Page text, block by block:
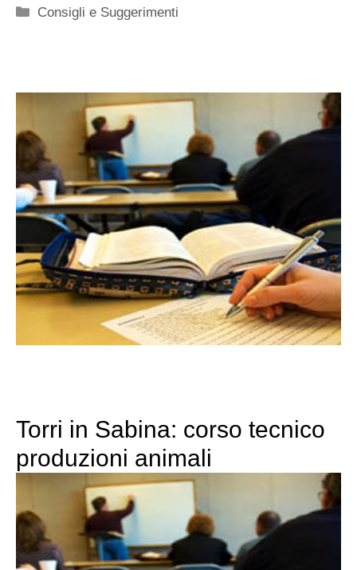
Categorie
Consigli e Suggerimenti
Torri in Sabina: corso tecnico
produzioni animali